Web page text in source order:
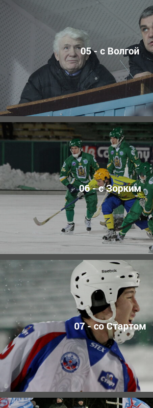
05 - с Волгой
06 - с Зорким
07 - со Стартом